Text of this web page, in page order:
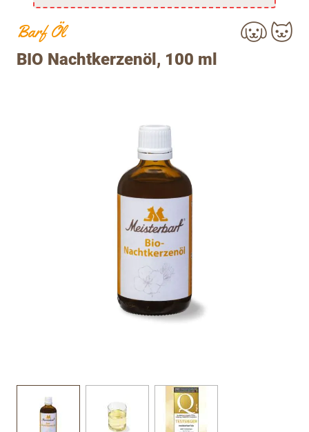
Barf Öl
BIO Nachtkerzenöl, 100 ml
View larger imageView larger image